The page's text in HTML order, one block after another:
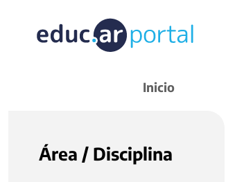
Inicio
Área / Disciplina